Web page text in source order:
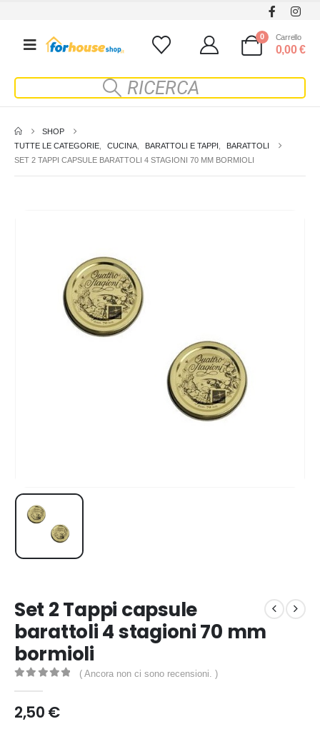
0 Carrello
0,00€
SHOP
TUTTE LE CATEGORIE
CUCINA BARATTOLI E TAPPI
BARATTOLI
SET 2 TAPPI CAPSULE BARATTOLI 4 STAGIONI 70 MM BORMIOLI
Set 2 Tappi capsule
barattoli 4 stagioni 70 mm
bormioli
( Ancora non ci sono recensioni. )
2,50 €